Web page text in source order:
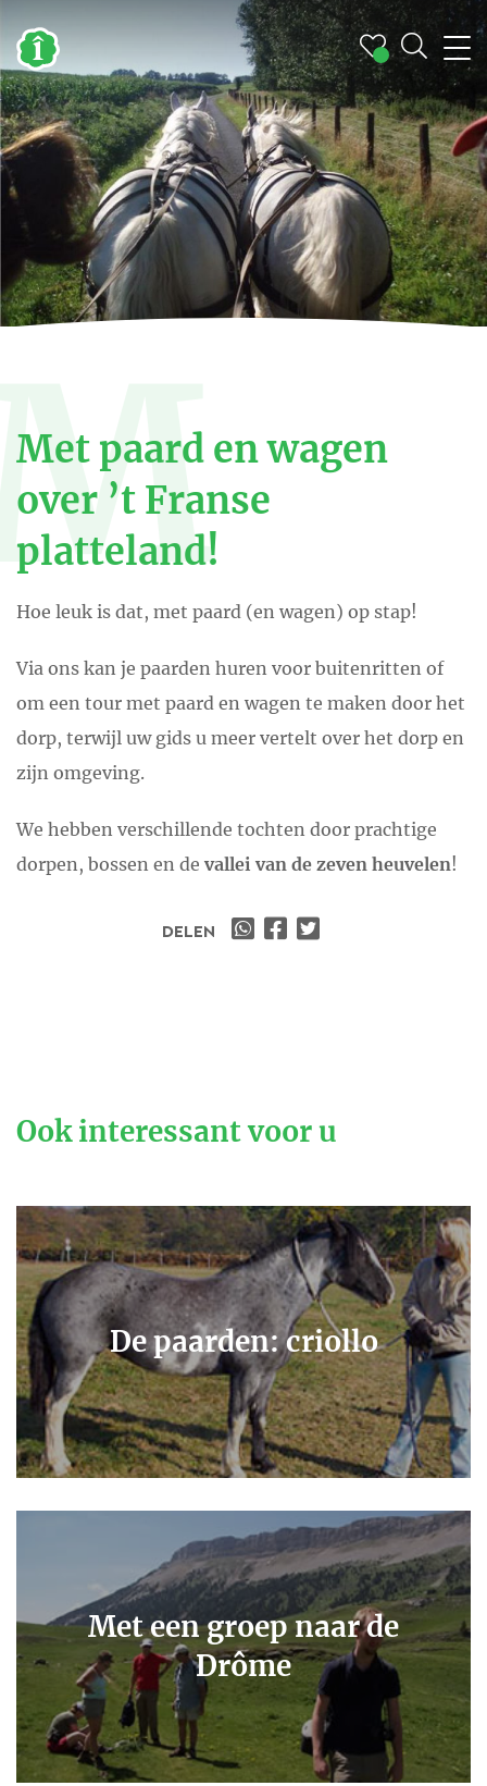
Met paard en wagen
over ’t Franse
platteland!
Hoe leuk is dat, met paard (en wagen) op stap!
Via ons kan je paarden huren voor buitenritten of
om een tour met paard en wagen te maken door het
dorp, terwijl uw gids u meer vertelt over het dorp en
zijn omgeving.
We hebben verschillende tochten door prachtige
dorpen, bossen en de vallei van de zeven heuvelen!
DELEN
Ook interessant voor u
De paarden: criollo
Met een groep naar de
Drôme